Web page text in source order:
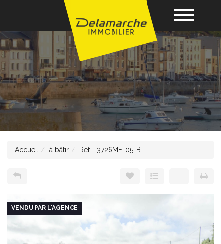
Acheter
Louer
Vendre
Gérance
Nos agences
Espace client Nous contacter
Accueil à bâtir Ref. : 3726MF-05-B
VENDU PAR L'AGENCE